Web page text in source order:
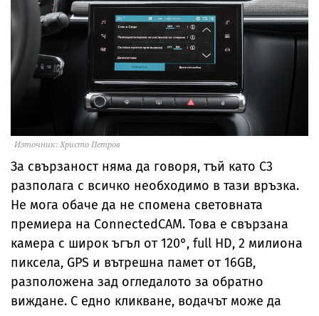
Източник: Христо Петров
За свързаност няма да говоря, тъй като С3
разполага с всичко необходимо в тази връзка.
Не мога обаче да не спомена световната
премиера на ConnectedCAM. Това е свързана
камера с широк ъгъл от 120°, full HD, 2 милиона
пиксела, GPS и вътрешна памет от 16GB,
разположена зад огледалото за обратно
виждане. С едно кликване, водачът може да